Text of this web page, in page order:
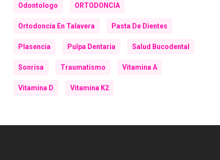
Odontologo ORTODONCIA
Ortodoncia En Talavera Pasta De Dientes
Plasencia Pulpa Dentaria Salud Bucodental
Sonrisa Traumatismo Vitamina A
Vitamina D Vitamina K2